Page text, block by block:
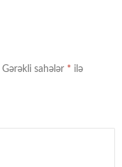
Gərəkli sahələr * ilə